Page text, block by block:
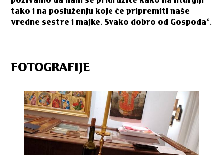
tako i na posluženju koje će pripremiti naše
vredne sestre i majke. Svako dobro od Gospoda”.
FOTOGRAFIJE